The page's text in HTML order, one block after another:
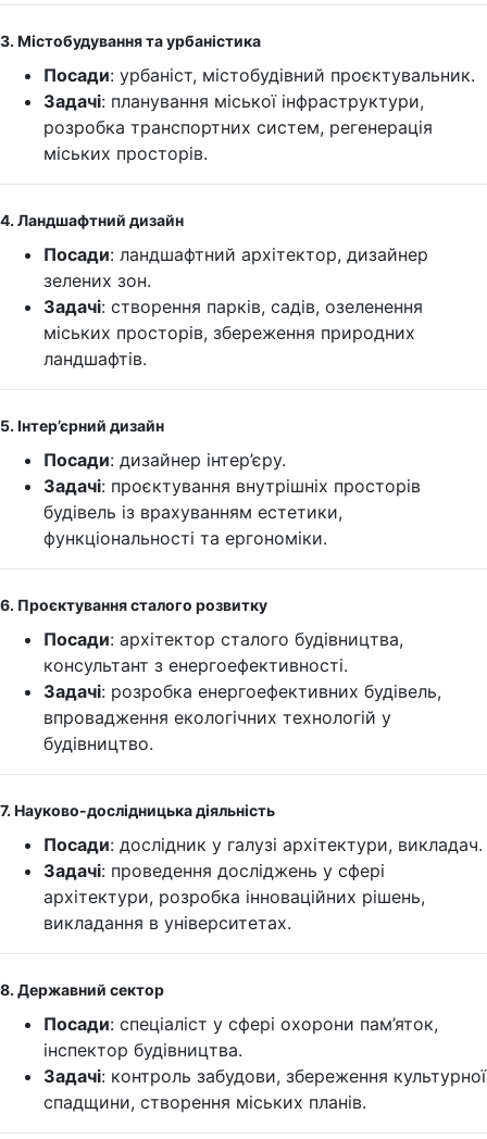
3. Містобудування та урбаністика
Посади: урбаніст, містобудівний проєктувальник.
Задачі: планування міської інфраструктури,
розробка транспортних систем, регенерація
міських просторів.
4. Ландшафтний дизайн
Посади: ландшафтний архітектор, дизайнер
зелених зон.
Задачі: створення парків, садів, озеленення
міських просторів, збереження природних
ландшафтів.
5. Інтер’єрний дизайн
Посади: дизайнер інтер’єру.
Задачі: проєктування внутрішніх просторів
будівель із врахуванням естетики,
функціональності та ергономіки.
6. Проєктування сталого розвитку
Посади: архітектор сталого будівництва,
консультант з енергоефективності.
Задачі: розробка енергоефективних будівель,
впровадження екологічних технологій у
будівництво.
7. Науково-дослідницька діяльність
Посади: дослідник у галузі архітектури, викладач.
Задачі: проведення досліджень у сфері
архітектури, розробка інноваційних рішень,
викладання в університетах.
8. Державний сектор
Посади: спеціаліст у сфері охорони пам’яток,
інспектор будівництва.
Задачі: контроль забудови, збереження культурної
спадщини, створення міських планів.